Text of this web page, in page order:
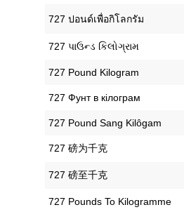
‎727 ปอนด์เพื่อกิโลกรัม
‎727 પાઉન્ડ કિલોગ્રામ
‎727 Pound Kilogram
‎727 Фунт в кілограм
‎727 Pound Sang Kilôgam
‎727 磅为千克
‎727 磅至千克
‎727 Pounds To Kilogramme